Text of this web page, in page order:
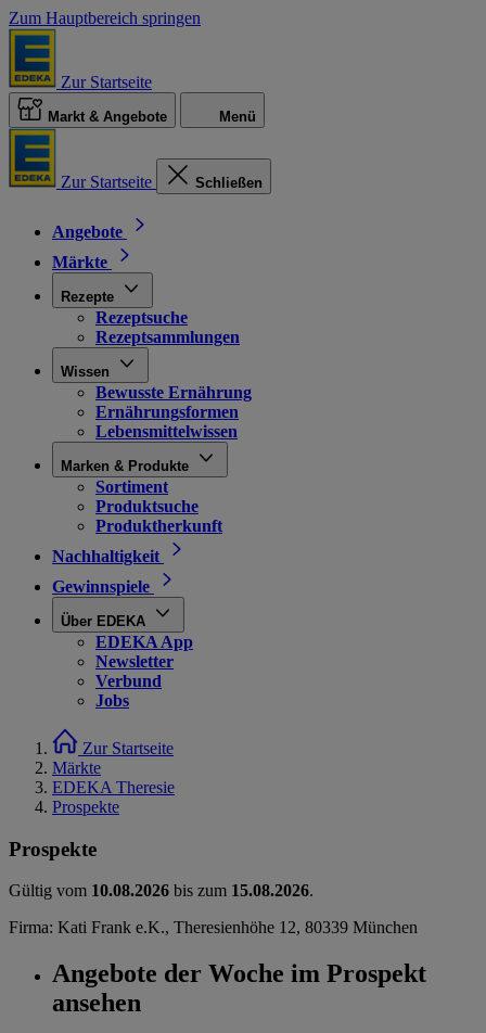
Zum Hauptbereich springen
Zur Startseite
Markt & Angebote Menü
Zur Startseite Schließen
Angebote
Märkte
Rezepte
Rezeptsuche
Rezeptsammlungen
Wissen
Bewusste Ernährung
Ernährungsformen
Lebensmittelwissen
Marken & Produkte
Sortiment
Produktsuche
Produktherkunft
Nachhaltigkeit
Gewinnspiele
Über EDEKA
EDEKA App
Newsletter
Verbund
Jobs
Zur Startseite
Märkte
EDEKA Theresie
Prospekte
Prospekte
Gültig vom 10.08.2026 bis zum 15.08.2026.
Firma: Kati Frank e.K., Theresienhöhe 12, 80339 München
Angebote der Woche im Prospekt
ansehen